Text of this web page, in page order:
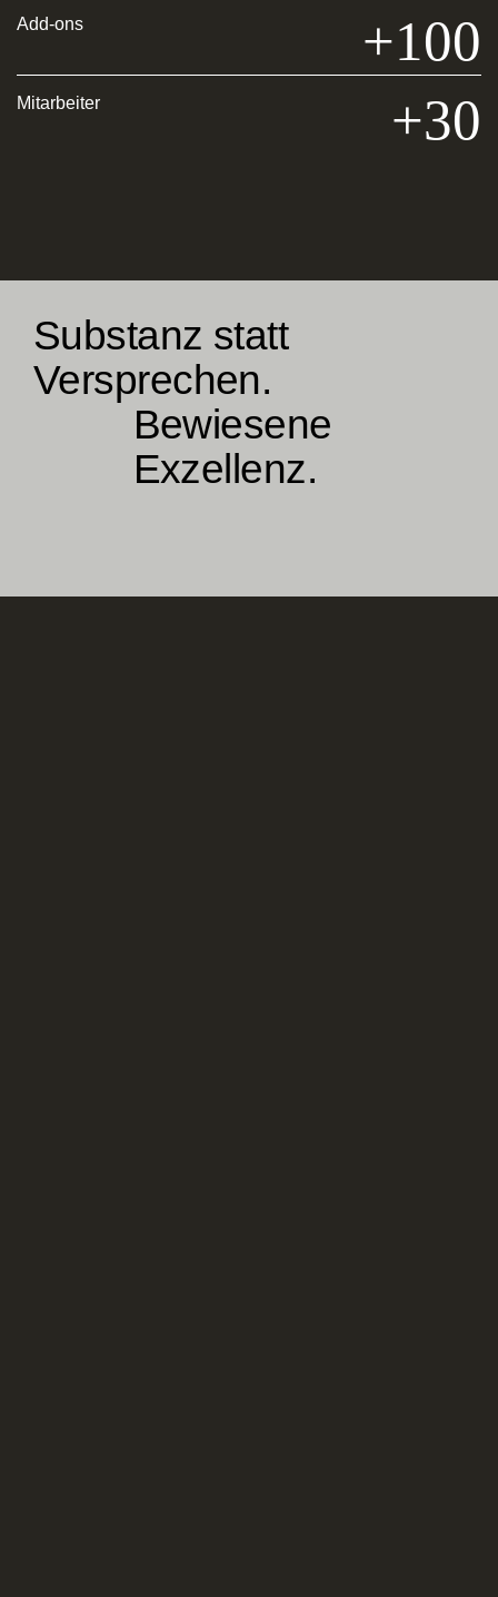
Add-ons +100
Mitarbeiter +30
Substanz statt
Versprechen.
Bewiesene
Exzellenz.